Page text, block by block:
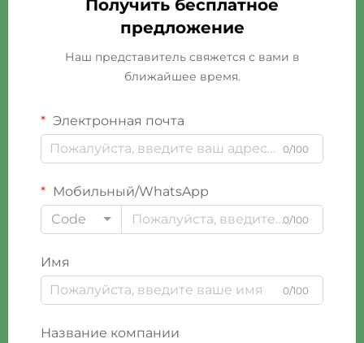
Получить бесплатное
предложение
Наш представитель свяжется с вами в
ближайшее время.
Электронная почта
0/100
Мобильный/WhatsApp
Code
0/100
Имя
0/100
Название компании